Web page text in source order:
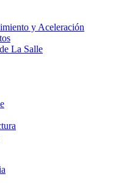
y Aceleración
La Salle